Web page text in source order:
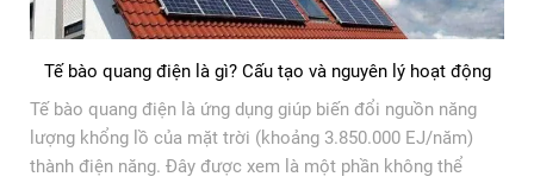
Tế bào quang điện là gì? Cấu tạo và nguyên lý hoạt động
Tế bào quang điện là ứng dụng giúp biến đổi nguồn năng
lượng khổng lồ của mặt trời (khoảng 3.850.000 EJ/năm)
thành điện năng. Đây được xem là một phần không thể